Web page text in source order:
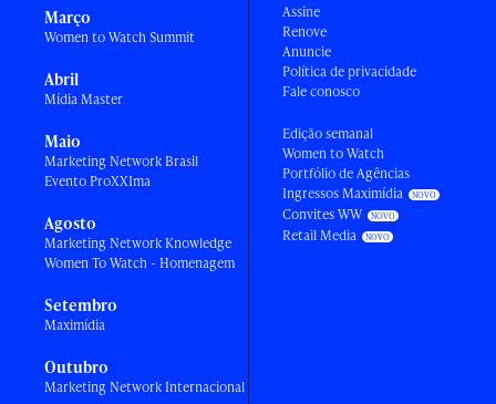
Março
Women to Watch Summit
Abril
Mídia Master
Maio
Marketing Network Brasil
Evento ProXXIma
Agosto
Marketing Network Knowledge
Women To Watch - Homenagem
Setembro
Maximídia
Outubro
Marketing Network Internacional
Assine
Renove
Anuncie
Política de privacidade
Fale conosco
Edição semanal
Women to Watch
Portfólio de Agências
Ingressos Maximídia
Convites WW
Retail Media